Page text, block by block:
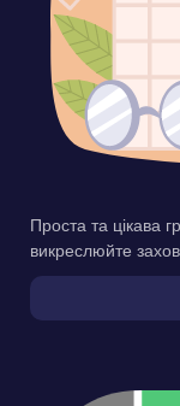
Проста та цікава
викреслюйте